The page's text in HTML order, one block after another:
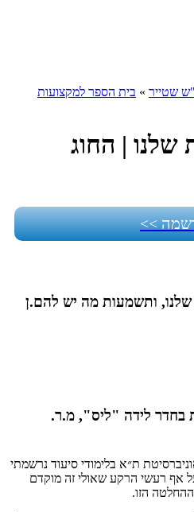
שטייר » בית הספר למקצועות
שלנו | החוג
>>
שלנו, ותשמעות מה יש להם.ן
בחדר לידה "ליס", מ.ר.
ת״א בלימודי סיעוד נרשמתי
אף רעשי הרקע שאולי זה מוקדם
הזו.